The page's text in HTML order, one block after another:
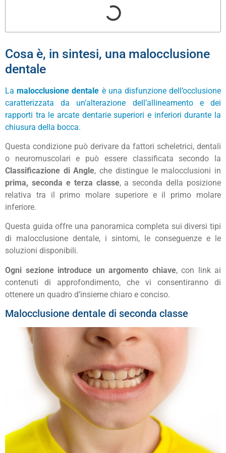
Cosa è, in sintesi, una malocclusione
dentale
Lamalocclusione dentale è una disfunzione dell’occlusione
caratterizzata da un’alterazione dell’allineamento e dei
rapporti tra le arcate dentarie superiori e inferiori durante la
chiusura della bocca.
Questa condizione può derivare da fattori scheletrici, dentali
o neuromuscolari e può essere classificata secondo la
Classificazione di Angle, che distingue le malocclusioni in
prima, seconda e terza classe, a seconda della posizione
relativa tra il primo molare superiore e il primo molare
inferiore.
Questa guida offre una panoramica completa sui diversi tipi
di malocclusione dentale, i sintomi, le conseguenze e le
soluzioni disponibili.
Ogni sezione introduce un argomento chiave, con link ai
contenuti di approfondimento, che vi consentiranno di
ottenere un quadro d’insieme chiaro e conciso.
Malocclusione dentale di seconda classe